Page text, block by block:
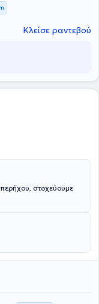
Κλείσε ραντεβού
στοχεύουμε